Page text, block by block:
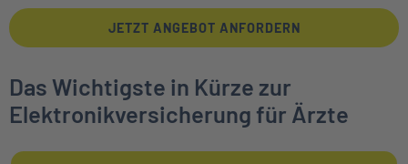
JETZT ANGEBOT ANFORDERN
Das Wichtigste in Kürze zur
Elektronikversicherung für Ärzte